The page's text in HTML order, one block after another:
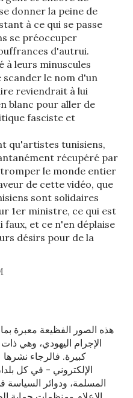
donner la peine de
à ce qui se passe
se préoccuper
d'autrui.
à leurs minuscules
scander le nom d'un
reviendrait à lui
blanc pour aller de
fasciste et
qu'artistes tunisiens,
récupéré par
le monde entier
de cette vidéo, que
sont solidaires
1er ministre, ce qui est
faux, et ce n'en déplaise
désirs pour de la
هذه الصور الفظيعة معبرة
الإجرام اليهودي، وهي ذات
كبيرة. فالرجاء نشرها
الإلكتروني - في كل
المسلمة، ودوائر